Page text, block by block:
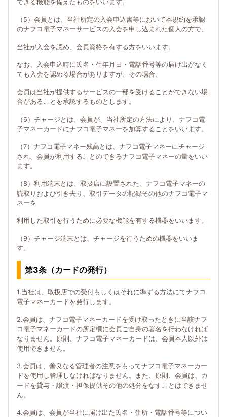
できる機能を備えたものをいいます。
（5）会員とは、当社所定の入会申込書等において本規約を承認
のナフコ電子マネーサービスの入会を申し込まれた個人の方で、
当社が入会を認め、会員資格を有する方をいいます。
なお、入会申込時に氏名・生年月日・電話番号等の届け出がなく
ても入会を認める場合がありますが、その場合、
会員は当社が提供するサービスの一部を受けることができない場
合があることを承認するものとします。
（6）チャージとは、会員が、当社所定の方法により、ナフコ電
子マネーカードにナフコ電子マネーを加算することをいいます。
（7）ナフコ電子マネー残高とは、ナフコ電子マネーにチャージ
され、会員が利用することのできるナフコ電子マネーの量をいい
ます。
（8）利用端末とは、取扱店に設置された、ナフコ電子マネーの
読取りおよび引き去り、取引データの記録その他のナフコ電子マ
ネーを
利用した取引を行うために必要な機能を有する機器をいいます。
（9）チャージ端末とは、チャージを行うための機器をいいま
す。
第3条（カードの発行）
1.当社は、取扱店での受付もしくはそれに準ずる方法にてナフコ
電子マネーカードを発行します。
2.会員は、ナフコ電子マネーカードを受け取ったときに当該ナフ
コ電子マネーカードの所定欄に会員ご自身の署名を行わなければ
なりません。原則、ナフコ電子マネーカードは、会員本人以外は
使用できません。
3.会員は、善良なる管理者の注意をもってナフコ電子マネーカー
ドを使用し管理しなければなりません。また、原則、会員は、カ
ードを貸与・譲渡・担保提供その他の処分をなすことはできませ
ん。
4.会員は、会員が当社に届け出た氏名・住所・電話番号等につい